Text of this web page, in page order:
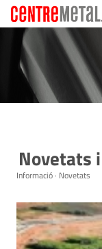
Novetats
Informació · Novetats